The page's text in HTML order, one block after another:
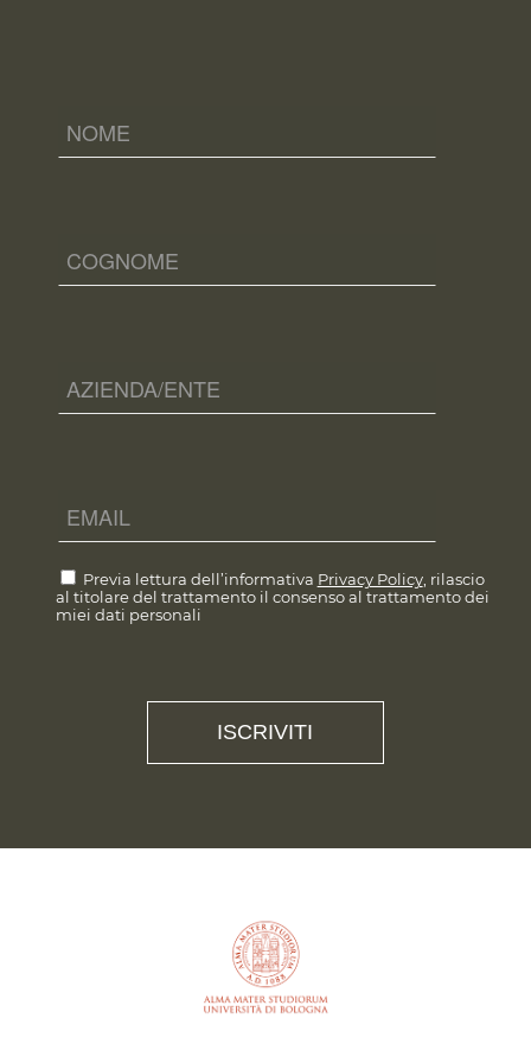
Previa lettura dell’informativa Privacy Policy, rilascio
al titolare del trattamento il consenso al trattamento dei
miei dati personali